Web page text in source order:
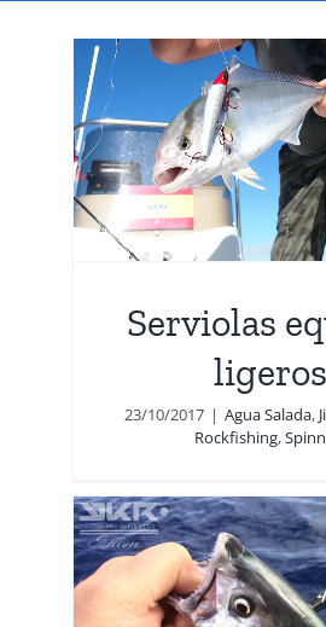
Serviolas
ligeros
23/10/2017 | Agua Salada,
Rockfishing,